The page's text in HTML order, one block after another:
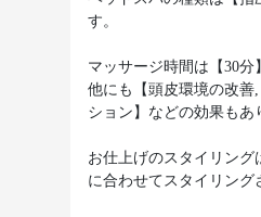
す。
マッサージ時間は【30
他にも【頭皮環境の改
ション】などの効果もあ
お仕上げのスタイリン
に合わせてスタイリング